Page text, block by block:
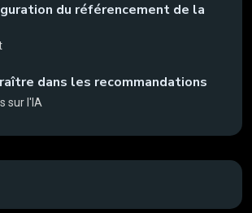
du référencement de la
dans les recommandations
sur l'IA